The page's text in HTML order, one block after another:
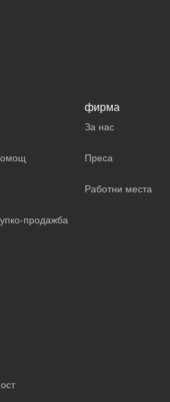
продажба
фирма
За нас
Преса
Работни места